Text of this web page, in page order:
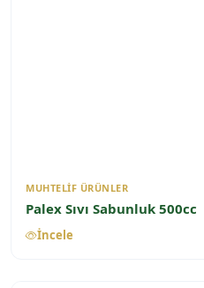
MUHTELIF ÜRÜNLER
Palex Sıvı Sabunluk 500cc
İncele